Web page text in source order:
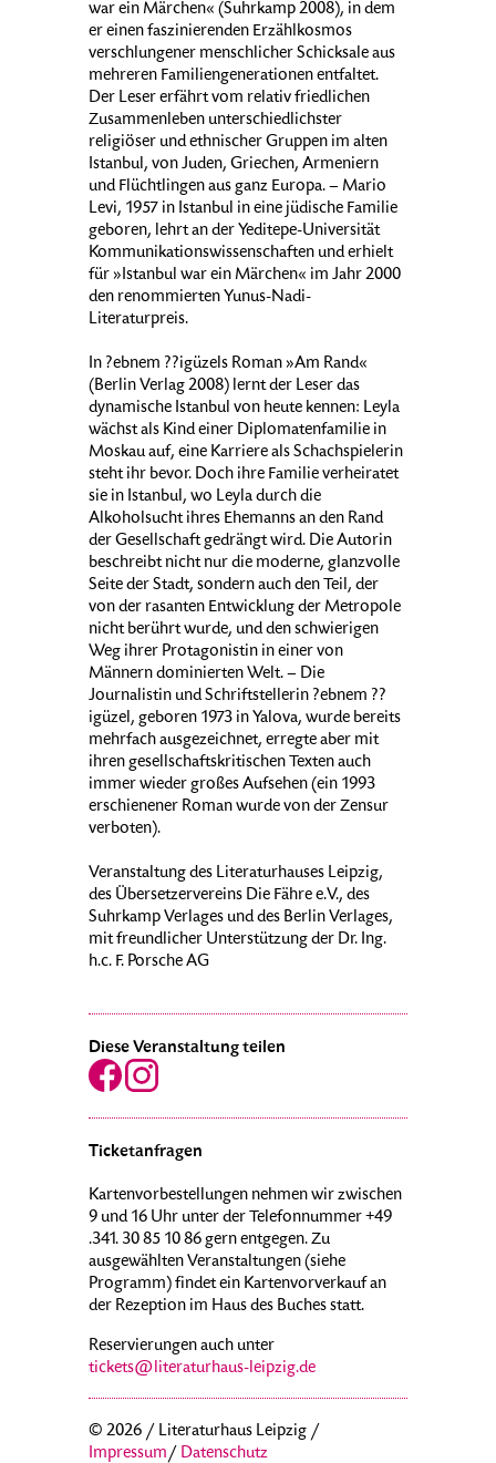
war ein Märchen« (Suhrkamp 2008), in dem
er einen faszinierenden Erzählkosmos
verschlungener menschlicher Schicksale aus
mehreren Familiengenerationen entfaltet.
Der Leser erfährt vom relativ friedlichen
Zusammenleben unterschiedlichster
religiöser und ethnischer Gruppen im alten
Istanbul, von Juden, Griechen, Armeniern
und Flüchtlingen aus ganz Europa. – Mario
Levi, 1957 in Istanbul in eine jüdische Familie
geboren, lehrt an der Yeditepe-Universität
Kommunikationswissenschaften und erhielt
für »Istanbul war ein Märchen« im Jahr 2000
den renommierten Yunus-Nadi-
Literaturpreis.
In ?ebnem ??igüzels Roman »Am Rand«
(Berlin Verlag 2008) lernt der Leser das
dynamische Istanbul von heute kennen: Leyla
wächst als Kind einer Diplomatenfamilie in
Moskau auf, eine Karriere als Schachspielerin
steht ihr bevor. Doch ihre Familie verheiratet
sie in Istanbul, wo Leyla durch die
Alkoholsucht ihres Ehemanns an den Rand
der Gesellschaft gedrängt wird. Die Autorin
beschreibt nicht nur die moderne, glanzvolle
Seite der Stadt, sondern auch den Teil, der
von der rasanten Entwicklung der Metropole
nicht berührt wurde, und den schwierigen
Weg ihrer Protagonistin in einer von
Männern dominierten Welt. – Die
Journalistin und Schriftstellerin ?ebnem ??
igüzel, geboren 1973 in Yalova, wurde bereits
mehrfach ausgezeichnet, erregte aber mit
ihren gesellschaftskritischen Texten auch
immer wieder großes Aufsehen (ein 1993
erschienener Roman wurde von der Zensur
verboten).
Veranstaltung des Literaturhauses Leipzig,
des Übersetzervereins Die Fähre e.V., des
Suhrkamp Verlages und des Berlin Verlages,
mit freundlicher Unterstützung der Dr. Ing.
h.c. F. Porsche AG
Diese Veranstaltung teilen
Ticketanfragen
Kartenvorbestellungen nehmen wir zwischen
9 und 16 Uhr unter der Telefonnummer +49
.341. 30 85 10 86 gern entgegen. Zu
ausgewählten Veranstaltungen (siehe
Programm) findet ein Kartenvorverkauf an
der Rezeption im Haus des Buches statt.
Reservierungen auch unter
tickets@literaturhaus-leipzig.de
© 2026 / Literaturhaus Leipzig /
Impressum/ Datenschutz